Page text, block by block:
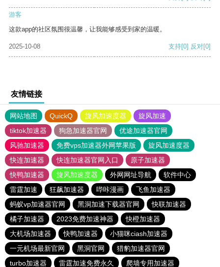
游客
这款app的社区氛围很温馨，让我能够感受到家的温暖。
2025-10-08 支持[0] 反对[0]
友情链接
网站地图 QuickQ 旋风加速度器
旋风加速
tiktok加速器
狗急加速器官网
优途加速器官网
风驰加速器
免费vps加速器外网苹果版
旋风加速度器
快连加速器
快连加速器官网入口
原子加速器
快鸭加速器
旋风加速度器 外网网址导航
软件中心
雷霆加速
狂飙加速器 哔咔漫画
飞鱼加速器
蚂蚁vp加速器官网
黑洞加速下载器官网
快联加速器
橘子加速器
2023免费加速神器
快橙加速器
大机场加速器
快鸭加速器
小猫咪ciash加速器
一元机场最新官网
黑洞官网
猎豹加速器官网
turbo加速器
雷霆加速免费永久 爬墙专用加速器